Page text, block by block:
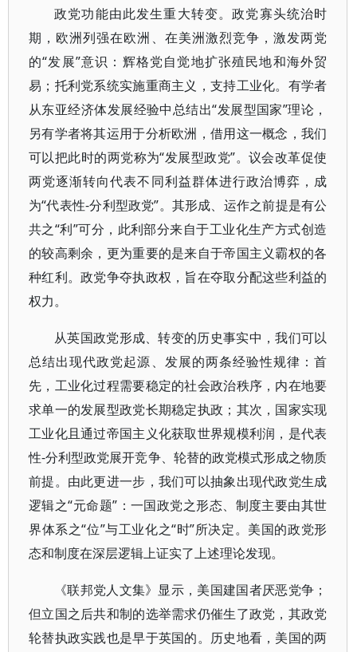
政党功能由此发生重大转变。政党寡头统治时
期，欧洲列强在欧洲、在美洲激烈竞争，激发两党
的“发展”意识：辉格党自觉地扩张殖民地和海外贸
易；托利党系统实施重商主义，支持工业化。有学者
从东亚经济体发展经验中总结出“发展型国家”理论，
另有学者将其运用于分析欧洲，借用这一概念，我们
可以把此时的两党称为“发展型政党”。议会改革促使
两党逐渐转向代表不同利益群体进行政治博弈，成
为“代表性-分利型政党”。其形成、运作之前提是有公
共之“利”可分，此利部分来自于工业化生产方式创造
的较高剩余，更为重要的是来自于帝国主义霸权的各
种红利。政党争夺执政权，旨在夺取分配这些利益的
权力。
从英国政党形成、转变的历史事实中，我们可以
总结出现代政党起源、发展的两条经验性规律：首
先，工业化过程需要稳定的社会政治秩序，内在地要
求单一的发展型政党长期稳定执政；其次，国家实现
工业化且通过帝国主义化获取世界规模利润，是代表
性-分利型政党展开竞争、轮替的政党模式形成之物质
前提。由此更进一步，我们可以抽象出现代政党生成
逻辑之“元命题”：一国政党之形态、制度主要由其世
界体系之“位”与工业化之“时”所决定。美国的政党形
态和制度在深层逻辑上证实了上述理论发现。
《联邦党人文集》显示，美国建国者厌恶党争；
但立国之后共和制的选举需求仍催生了政党，其政党
轮替执政实践也是早于英国的。历史地看，美国的两